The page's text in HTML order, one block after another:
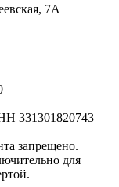
7А
331301820743
запрещено.
для